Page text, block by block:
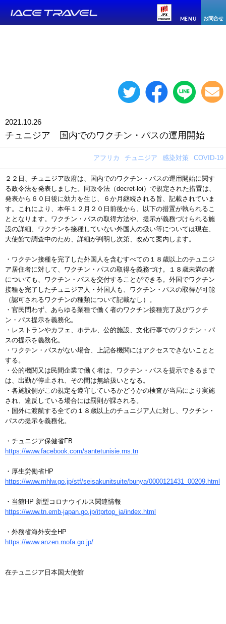
MENU お問合せ
2021.10.26
チュニジア 国内でのワクチン・パスの運用開始
アフリカ チュニジア 感染対策 COVID-19
２２日、チュニジア政府は、国内でのワクチン・パスの運用開始に関す
る政令法を発表しました。同政令法（decret-loi）で規定された措置は、
発表から６０日後に効力を生じ、６か月継続される旨、記載されていま
す。これにより、本年１２月２０日前後から、以下の措置が執られるこ
ととなります。ワクチン・パスの取得方法や、提示が義務づけられる施
設の詳細、ワクチンを接種していない外国人の扱い等については現在、
大使館で調査中のため、詳細が判明し次第、改めて案内します。
・ワクチン接種を完了した外国人を含むすべての１８歳以上のチュニジ
ア居住者に対して、ワクチン・パスの取得を義務づけ。１８歳未満の者
についても、ワクチン・パスを交付することができる。外国でワクチン
接種を完了したチュニジア人・外国人も、ワクチン・パスの取得が可能
（認可されるワクチンの種類について記載なし）。
・官民問わず、あらゆる業種で働く者のワクチン接種完了及びワクチ
ン・パス提示を義務化。
・レストランやカフェ、ホテル、公的施設、文化行事でのワクチン・パ
スの提示を義務化。
・ワクチン・パスがない場合、上記各機関にはアクセスできないことと
する。
・公的機関又は民間企業で働く者は、ワクチン・パスを提示できるまで
は、出勤が停止され、その間は無給扱いとなる。
・各施設側がこの規定を遵守しているかどうかの検査が当局により実施
され、違反している場合には罰則が課される。
・国外に渡航する全ての１８歳以上のチュニジア人に対し、ワクチン・
パスの提示を義務化。
・チュニジア保健省FB
https://www.facebook.com/santetunisie.rns.tn
・厚生労働省HP
https://www.mhlw.go.jp/stf/seisakunitsuite/bunya/0000121431_00209.html
・当館HP 新型コロナウイルス関連情報
https://www.tn.emb-japan.go.jp/itprtop_ja/index.html
・外務省海外安全HP
https://www.anzen.mofa.go.jp/
在チュニジア日本国大使館